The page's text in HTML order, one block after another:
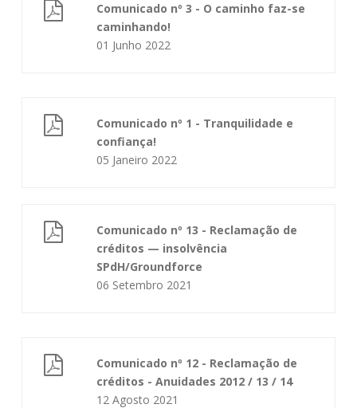
Comunicado nº 3 - O caminho faz-se
caminhando!
01 Junho 2022
Comunicado nº 1 - Tranquilidade e
confiança!
05 Janeiro 2022
Comunicado nº 13 - Reclamação de
créditos — insolvência
SPdH/Groundforce
06 Setembro 2021
Comunicado nº 12 - Reclamação de
créditos - Anuidades 2012 / 13 / 14
12 Agosto 2021